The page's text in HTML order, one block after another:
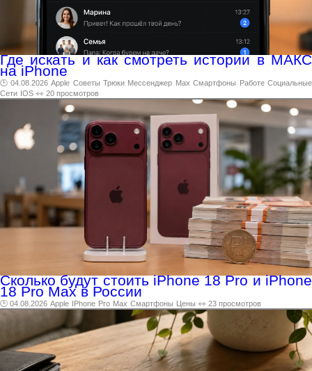
Где искать и как смотреть истории в МАКС
на iPhone
🕑 04.08.2026 Apple Советы Трюки Мессенджер Max Смартфоны Работе Социальные
Сети IOS 👀 20 просмотров
Сколько будут стоить iPhone 18 Pro и iPhone
18 Pro Max в России
🕑 04.08.2026 Apple IPhone Pro Max Смартфоны Цены 👀 23 просмотров